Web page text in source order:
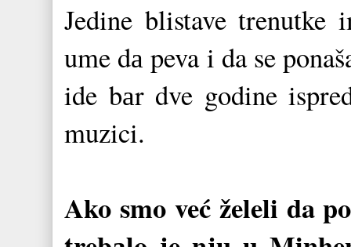
Jedine blistave
ume dа peva i da se
ide bаr dve godine
muzici.
Ako smo već želeli da